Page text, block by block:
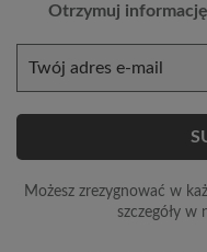
Otrzymuj
Możesz zrezygnować w
szczegóły w